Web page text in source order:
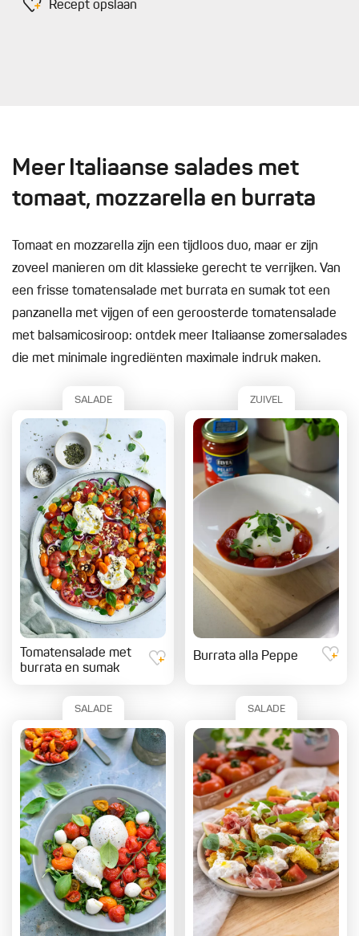
Recept opslaan
Meer Italiaanse salades met
tomaat, mozzarella en burrata
Tomaat en mozzarella zijn een tijdloos duo, maar er zijn
zoveel manieren om dit klassieke gerecht te verrijken. Van
een frisse tomatensalade met burrata en sumak tot een
panzanella met vijgen of een geroosterde tomatensalade
met balsamicosiroop: ontdek meer Italiaanse zomersalades
die met minimale ingrediënten maximale indruk maken.
SALADE
Tomatensalade met
burrata en sumak
ZUIVEL
Burrata alla Peppe
SALADE SALADE